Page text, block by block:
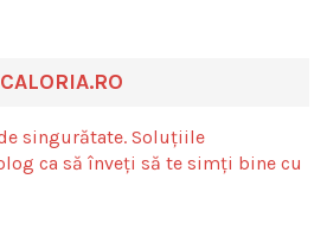
CALORIA.RO